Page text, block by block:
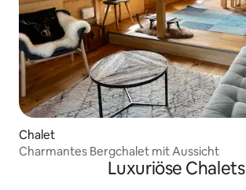
Chalet
Charmantes Bergchalet mit Aussicht
Luxuriöse Chalets